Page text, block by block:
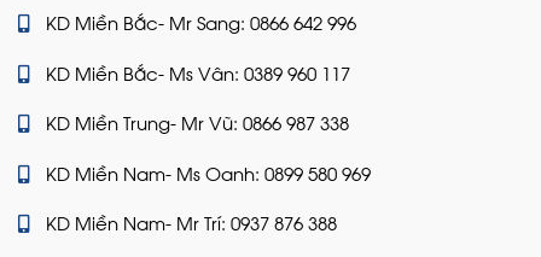
KD Miền Bắc- Mr Sang: 0866 642 996
KD Miền Bắc- Ms Vân: 0389 960 117
KD Miền Trung- Mr Vũ: 0866 987 338
KD Miền Nam- Ms Oanh: 0899 580 969
KD Miền Nam- Mr Trí: 0937 876 388